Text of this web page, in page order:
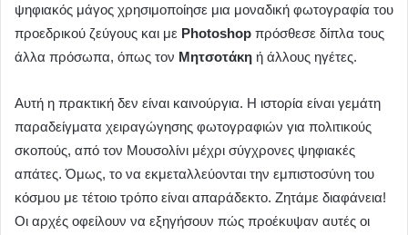
ψηφιακός μάγος χρησιμοποίησε μια μοναδική φωτογραφία του
προεδρικού ζεύγους και με Photoshop πρόσθεσε δίπλα τους
άλλα πρόσωπα, όπως τον Μητσοτάκη ή άλλους ηγέτες.
Αυτή η πρακτική δεν είναι καινούργια. Η ιστορία είναι γεμάτη
παραδείγματα χειραγώγησης φωτογραφιών για πολιτικούς
σκοπούς, από τον Μουσολίνι μέχρι σύγχρονες ψηφιακές
απάτες. Όμως, το να εκμεταλλεύονται την εμπιστοσύνη του
κόσμου με τέτοιο τρόπο είναι απαράδεκτο. Ζητάμε διαφάνεια!
Οι αρχές οφείλουν να εξηγήσουν πώς προέκυψαν αυτές οι